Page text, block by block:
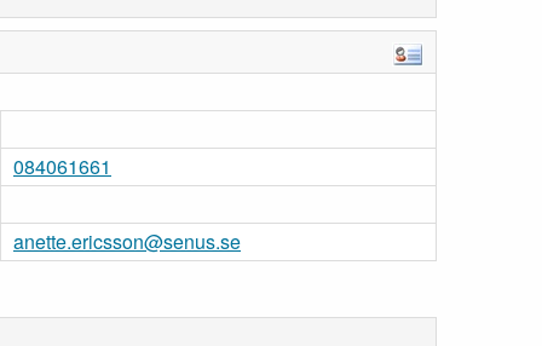
084061661
anette.ericsson@senus.se